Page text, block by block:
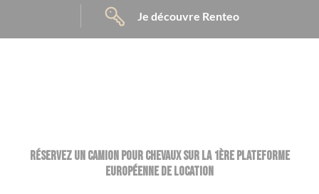
Je découvre Renteo
Réservez un camion pour chevaux sur la 1ère plateforme
européenne de location